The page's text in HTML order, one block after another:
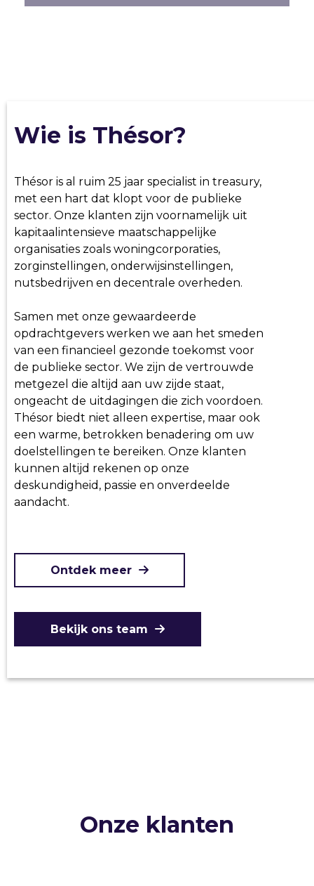
Wie is Thésor?
Thésor is al ruim 25 jaar specialist in treasury,
met een hart dat klopt voor de publieke
sector. Onze klanten zijn voornamelijk uit
kapitaalintensieve maatschappelijke
organisaties zoals woningcorporaties,
zorginstellingen, onderwijsinstellingen,
nutsbedrijven en decentrale overheden.
Samen met onze gewaardeerde
opdrachtgevers werken we aan het smeden
van een financieel gezonde toekomst voor
de publieke sector. We zijn de vertrouwde
metgezel die altijd aan uw zijde staat,
ongeacht de uitdagingen die zich voordoen.
Thésor biedt niet alleen expertise, maar ook
een warme, betrokken benadering om uw
doelstellingen te bereiken. Onze klanten
kunnen altijd rekenen op onze
deskundigheid, passie en onverdeelde
aandacht.
Ontdek meer
Bekijk ons team
Onze klanten